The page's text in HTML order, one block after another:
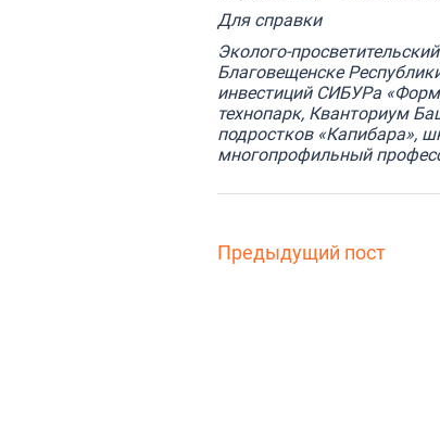
Для справки
Эколого-
Благовещенске
инвестиций СИБУРа
технопарк, Кванториум
подростков «Капибара»,
многопрофильный
Предыдущий пост